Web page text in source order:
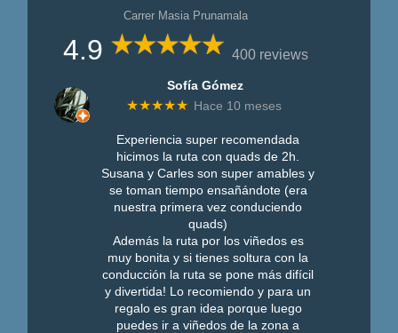
Carrer Masia Prunamala
4.9 400 reviews
Sofía Gómez
★★★★★ Hace 10 meses
Experiencia super recomendada
hicimos la ruta con quads de 2h.
Susana y Carles son super amables y
se toman tiempo ensañándote (era
nuestra primera vez conduciendo
quads)
Además la ruta por los viñedos es
muy bonita y si tienes soltura con la
conducción la ruta se pone más difícil
y divertida! Lo recomiendo y para un
regalo es gran idea porque luego
puedes ir a viñedos de la zona a